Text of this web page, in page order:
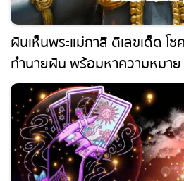
ฝันเห็นพระแม่กาลี ตีเลขเด็ด โ
ทำนายฝัน พร้อมหาความหมา